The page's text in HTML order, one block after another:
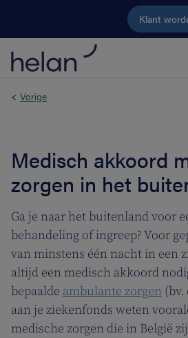
Ga naar de
Klant
< Vorige
Medisch akkoord
zorgen in het
Ga je naar het buitenland voor
behandeling of ingreep? Voor
van minstens één nacht in een
altijd een medisch akkoord
bepaalde ambulante zorgen
aan je ziekenfonds weten
medische zorgen die in België